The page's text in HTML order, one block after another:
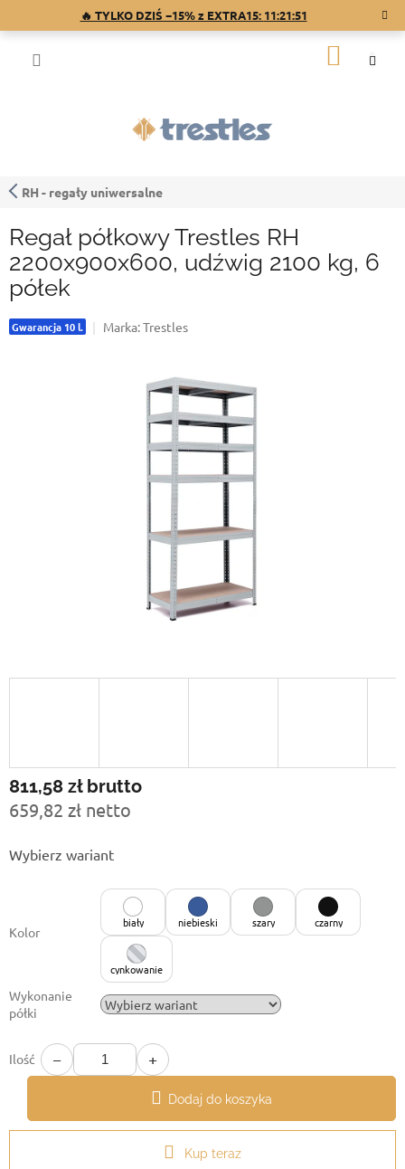
🔥 TYLKO DZIŚ −15% z EXTRA15: 11:21:50
RH - regały uniwersalne
Regał półkowy Trestles RH
2200x900x600, udźwig 2100 kg, 6
półek
Gwarancja 10 l. Marka:Trestles
811,58 złbrutto
659,82 zł netto
jednostkowa:
Wybierz wariant
Kolor
biały niebieski szary czarny
cynkowanie
Wykonanie
półki
Ilość − +
Dodaj do koszyka
Kup teraz